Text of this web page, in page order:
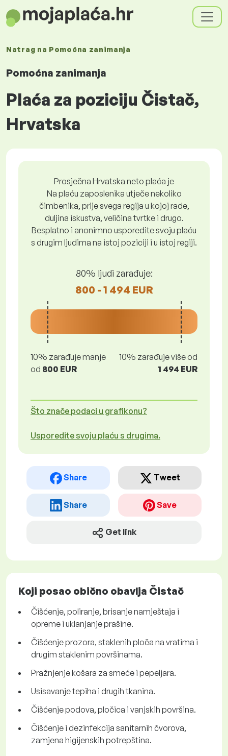
Natrag na Pomoćna zanimanja
Pomoćna zanimanja
Plaća za poziciju Čistač,
Hrvatska
Prosječna Hrvatska neto plaća je
Na plaću zaposlenika utječe nekoliko
čimbenika, prije svega regija u kojoj rade,
duljina iskustva, veličina tvrtke i drugo.
Besplatno i anonimno usporedite svoju plaću
s drugim ljudima na istoj poziciji i u istoj regiji.
80% ljudi zarađuje:
800 - 1 494 EUR
10% zarađuje manje
od 800 EUR
10% zarađuje više od
1 494 EUR
Što znače podaci u grafikonu?
Usporedite svoju plaću s drugima.
Share Tweet
Share Save
Get link
Koji posao obično obavlja Čistač
Čišćenje, poliranje, brisanje namještaja i
opreme i uklanjanje prašine.
Čišćenje prozora, staklenih ploča na vratima i
drugim staklenim površinama.
Pražnjenje košara za smeće i pepeljara.
Usisavanje tepiha i drugih tkanina.
Čišćenje podova, pločica i vanjskih površina.
Čišćenje i dezinfekcija sanitarnih čvorova,
zamjena higijenskih potrepština.